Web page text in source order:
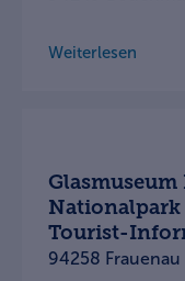
Weiterlesen
Nationalpark
Tourist-
94258 Frauenau